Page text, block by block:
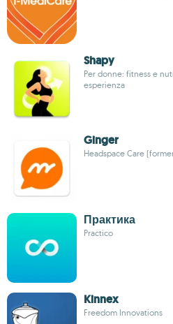
Shapy
Per donne: fitness e
esperienza
Ginger
Headspace Care
Практика
Practico
Kinnex
Freedom Innovations